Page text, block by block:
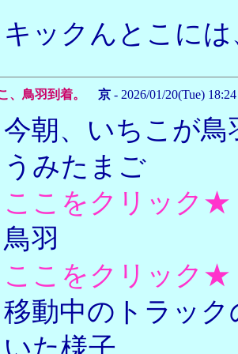
キックんとこに
、鳥羽到着。 京- 2026/01/20(Tue)
今朝、いちこが
うみたまご
ここをクリック★
鳥羽
ここをクリック★
移動中のトラッ
いた様子。